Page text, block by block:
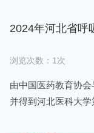
2024年河北省呼
浏览次数：1次
由中国医药教育协
并得到河北医科大